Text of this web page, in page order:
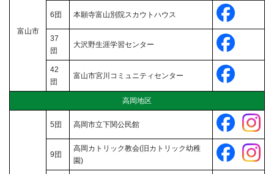
富山市
6団 本願寺富山別院スカウトハウス
37
団
大沢野生涯学習センター
42
団
富山市宮川コミュニティセンター
高岡地区
5団 高岡市立下関公民館
9団
高岡カトリック教会(旧カトリック幼稚
園)